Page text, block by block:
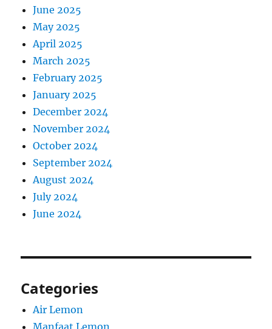
June 2025
May 2025
April 2025
March 2025
February 2025
January 2025
December 2024
November 2024
October 2024
September 2024
August 2024
July 2024
June 2024
Categories
Air Lemon